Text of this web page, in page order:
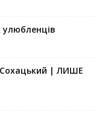
улюбленців
| ЛИШЕ